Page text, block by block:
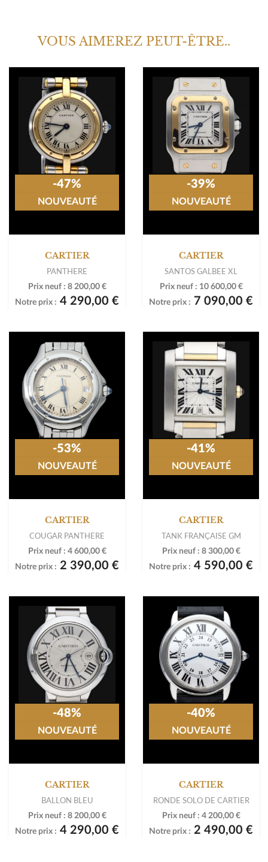
VOUS AIMEREZ PEUT-ÊTRE..
CARTIER
PANTHERE
Prix neuf : 8 200,00 €
Notre prix : 4 290,00 €
-47%
NOUVEAUTÉ
CARTIER
SANTOS GALBEE XL
Prix neuf : 10 600,00 €
Notre prix : 7 090,00 €
-39%
NOUVEAUTÉ
CARTIER
COUGAR PANTHERE
Prix neuf : 4 600,00 €
Notre prix : 2 390,00 €
-53%
NOUVEAUTÉ
CARTIER
TANK FRANÇAISE GM
Prix neuf : 8 300,00 €
Notre prix : 4 590,00 €
-41%
NOUVEAUTÉ
CARTIER
BALLON BLEU
Prix neuf : 8 200,00 €
Notre prix : 4 290,00 €
-48%
NOUVEAUTÉ
CARTIER
RONDE SOLO DE CARTIER
Prix neuf : 4 200,00 €
Notre prix : 2 490,00 €
-40%
NOUVEAUTÉ